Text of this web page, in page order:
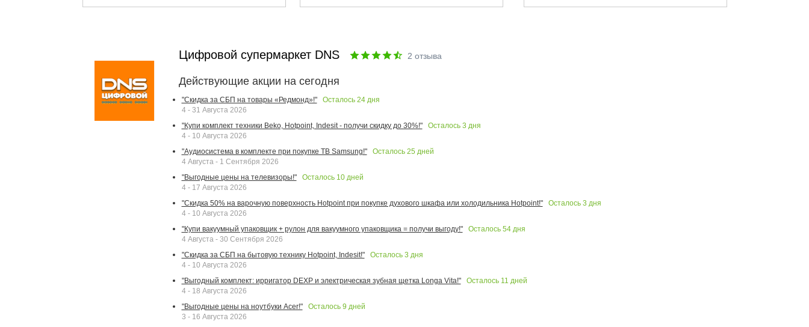
Цифровой супермаркет DNS 2 отзыва
Действующие акции на сегодня
"Скидка за СБП на товары «Редмонд»!" Осталось 24дня
4 - 31 Августа 2026
"Купи комплект техники Beko, Hotpoint, Indesit - получи скидку до 30%!"
Осталось 3 дня
4 - 10 Августа 2026
"Аудиосистема в комплекте при покупке ТВ Samsung!"
Осталось 25 дней
4 Августа - 1 Сентября 2026
"Выгодные цены на телевизоры!"
Осталось 10дней
4 - 17 Августа 2026
"Скидка 50% на варочную поверхность Hotpoint при покупке духового шкафа или холодильника Hotpoint!"
Осталось 3 дня
4 - 10 Августа 2026
"Купи вакуумный упаковщик + рулон для вакуумного упаковщика = получи выгоду!"
Осталось 54дня
4 Августа - 30 Сентября 2026
"Скидка за СБП на бытовую технику Hotpoint, Indesit!"
Осталось 3 дня
4 - 10 Августа 2026
"Выгодный комплект: ирригатор DEXP и электрическая зубная щетка Longa Vita!"
Осталось 11 дней
4 - 18 Августа 2026
"Выгодные цены на ноутбуки Acer!"
Осталось 9 дней
3 - 16 Августа 2026